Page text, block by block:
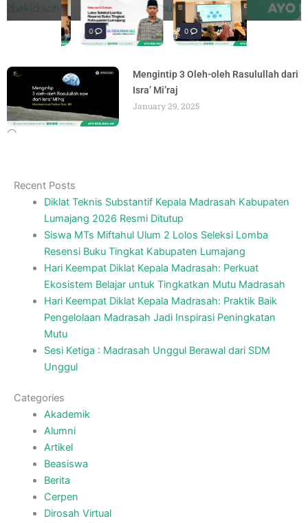
materi “Pengembangan Ekosistem
BY ADMIN AUGUST 6, 2026
penguatan materi bertajuk "Praktik Baik
BY ADMIN AUGUST 6, 2026
penguatan materi "Re-Branding
BY ADMIN AUGUST 5, 2026
materi Literasi Digital yang
BY ADMIN AUGUST 5, 2026
Madrasah" padaAUGUST 4, 2026
materi “Pengembangan Ekosistem
BY ADMIN AUGUST 6, 2026
penguatan materi bertajuk "Praktik Baik
BY ADMIN AUGUST 6, 2026
0
Mengintip 3 Oleh-oleh Rasulullah dari
Isra’ Mi’raj
January 29, 2025
Recent Posts
Diklat Teknis Substantif Kepala Madrasah Kabupaten
Lumajang 2026 Resmi Ditutup
Siswa MTs Miftahul Ulum 2 Lolos Seleksi Lomba
Resensi Buku Tingkat Kabupaten Lumajang
Hari Keempat Diklat Kepala Madrasah: Perkuat
Ekosistem Belajar untuk Tingkatkan Mutu Madrasah
Hari Keempat Diklat Kepala Madrasah: Praktik Baik
Pengelolaan Madrasah Jadi Inspirasi Peningkatan
Mutu
Sesi Ketiga : Madrasah Unggul Berawal dari SDM
Unggul
Categories
Akademik
Alumni
Artikel
Beasiswa
Berita
Cerpen
Dirosah Virtual